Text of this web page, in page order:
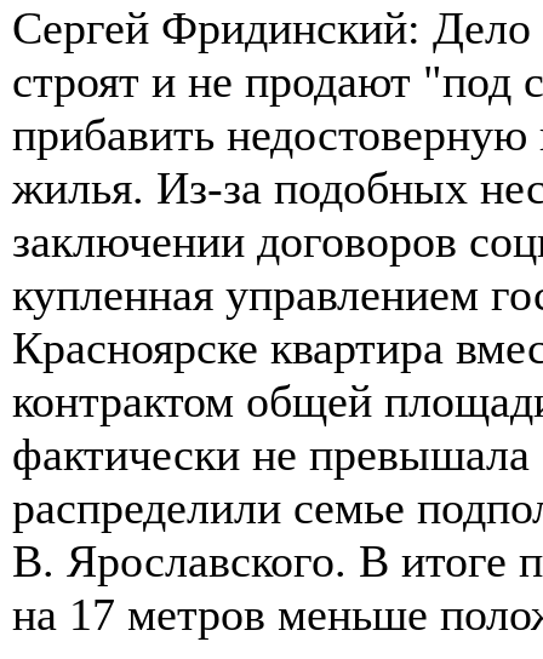
Сергей Фридинский: Дело
строят и не продают
прибавить
жилья. Из-за подобных
заключении договоров
купленная управлением
Красноярске квартира
контрактом общей
фактически не
распределили семье
В. Ярославского. В итоге
на 17 метров меньше